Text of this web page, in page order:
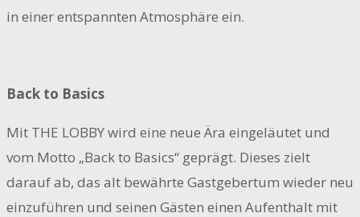
in einer entspannten Atmosphäre ein.
Back to Basics
Mit THE LOBBY wird eine neue Ära eingeläutet und
vom Motto „Back to Basics“ geprägt. Dieses zielt
darauf ab, das alt bewährte Gastgebertum wieder neu
einzuführen und seinen Gästen einen Aufenthalt mit